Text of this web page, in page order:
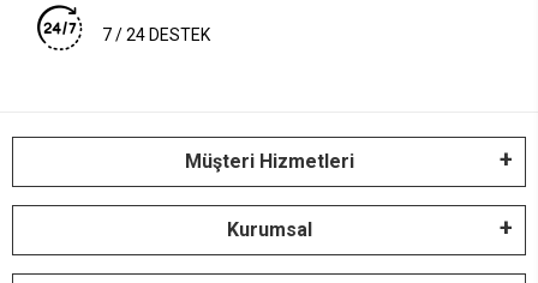
7 / 24 DESTEK
Müşteri Hizmetleri
Kurumsal